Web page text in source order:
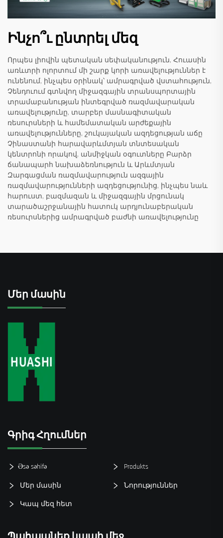
Ինչո՞ւ ընտրել մեզ
Որպես լիովին պետական սեփականություն, Հուասին
առևտրի ոլորտում մի շարք կորի առավելություններ է
ունենում, ինչպես օրինակ՝ ամրագրված վստահություն,
Չենդուում գտնվող միջազգային տրանսպորտային
տրամաբանության ինտեգրված ռազմավարական
առավելությունը, տարբեր մասնագիտական
ռեսուրսների և համեմատական արժեքային
առավելությունները, շուկայական ազդեցության աճը
Չինաստանի հարավարևմտյան տնտեսական
կենտրոնի որակով, անմիջկան օգուտները Բարձր
ճանապարհ նախաձեռնություն և Արևմտյան
Զարգացման ռազմավարություն ազգային
ռազմավարությունների ազդեցությունից, ինչպես նաև
հարուստ, բազմազան և միջազգային մրցունակ
տարածաշրջանային հատուկ արդյունաբերական
ռեսուրսներից ամրագրված բաժնի առավելությունը
Մեր մասին
Գրիգ Հղումներ
Əsə səhifə Produkts
Մեր մասին Նորություններ
Կապ մեզ հետ